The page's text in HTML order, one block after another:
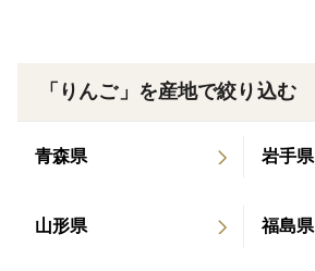
「りんご」を産地で絞り込む
青森県 岩手県
山形県 福島県